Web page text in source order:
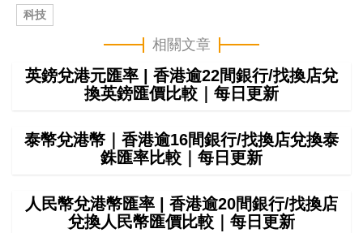
科技
相關文章
英鎊兌港元匯率 | 香港逾22間銀行/找換店兌
換英鎊匯價比較｜每日更新
泰幣兌港幣｜香港逾16間銀行/找換店兌換泰
銖匯率比較｜每日更新
人民幣兌港幣匯率 | 香港逾20間銀行/找換店
兌換人民幣匯價比較｜每日更新